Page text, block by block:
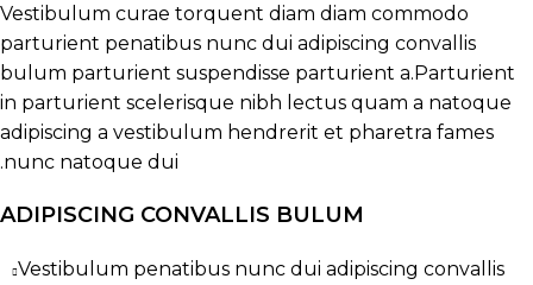
Vestibulum curae torquent diam diam commodo
parturient penatibus nunc dui adipiscing convallis
bulum parturient suspendisse parturient a.Parturient
in parturient scelerisque nibh lectus quam a natoque
adipiscing a vestibulum hendrerit et pharetra fames
nunc natoque dui.
ADIPISCING CONVALLIS BULUM
Vestibulum penatibus nunc dui adipiscing convallis